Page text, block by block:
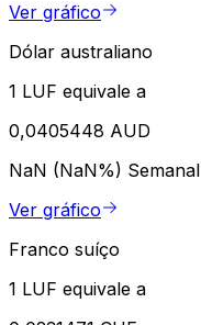
Ver gráfico
Dólar australiano
1 LUF equivale a
0,0405448 AUD
NaN (NaN%) Semanal
Ver gráfico
Franco suíço
1 LUF equivale a